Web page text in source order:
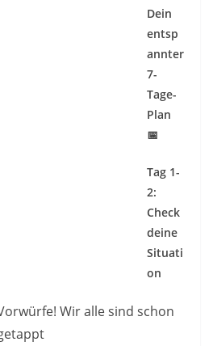
Dein
entsp
annter
7-
Tage-
Plan
📅
Tag 1-
2:
Check
deine
Situati
on
Wir alle sind schon